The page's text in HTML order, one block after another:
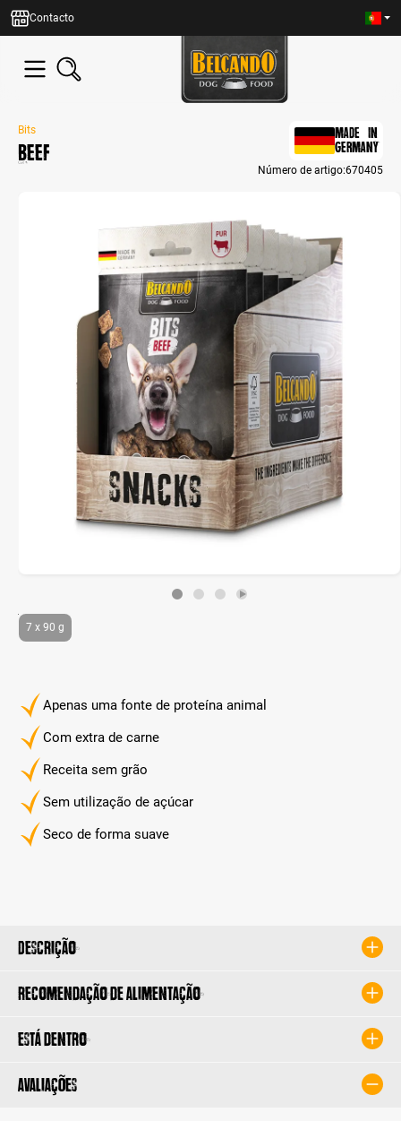
principal
Contacto
Bits
Beef
MADE IN
GERMANY
Número de artigo:670405
Apenas uma fonte de proteína animal
Com extra de carne
Receita sem grão
Sem utilização de açúcar
Seco de forma suave
7 x 90 g
Descrição
Recomendação de alimentação
Está dentro
Avaliações